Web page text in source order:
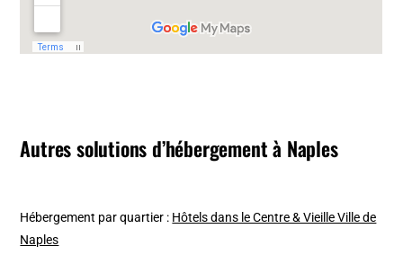
Autres solutions d’hébergement à Naples
Hébergement par quartier : Hôtels dans le Centre & Vieille Ville de
Naples